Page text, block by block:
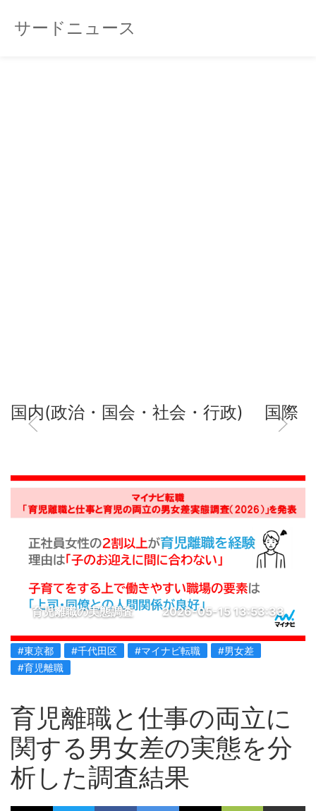
サードニュース
国内(政治・国会・社会・行政) 国際
育児離職の実態調査 2026-05-15 13:53:33
#東京都 #千代田区 #マイナビ転職
#男女差
#育児離職
育児離職と仕事の両立に
関する男女差の実態を分
析した調査結果